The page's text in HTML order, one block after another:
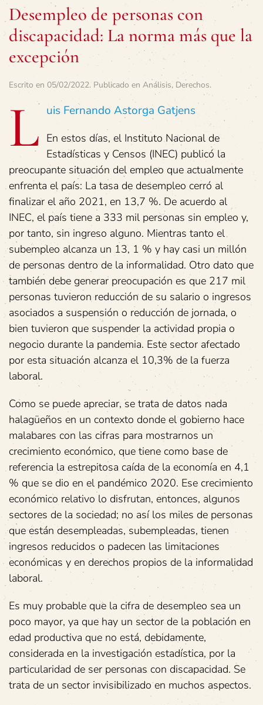
Desempleo de personas con
discapacidad: La norma más que la
excepción
Escrito en 05/02/2022. Publicado en Análisis, Derechos.
L uis Fernando Astorga Gatjens
En estos días, el Instituto Nacional de
Estadísticas y Censos (INEC) publicó la
preocupante situación del empleo que actualmente
enfrenta el país: La tasa de desempleo cerró al
finalizar el año 2021, en 13,7 %. De acuerdo al
INEC, el país tiene a 333 mil personas sin empleo y,
por tanto, sin ingreso alguno. Mientras tanto el
subempleo alcanza un 13, 1 % y hay casi un millón
de personas dentro de la informalidad. Otro dato que
también debe generar preocupación es que 217 mil
personas tuvieron reducción de su salario o ingresos
asociados a suspensión o reducción de jornada, o
bien tuvieron que suspender la actividad propia o
negocio durante la pandemia. Este sector afectado
por esta situación alcanza el 10,3% de la fuerza
laboral.
Como se puede apreciar, se trata de datos nada
halagüeños en un contexto donde el gobierno hace
malabares con las cifras para mostrarnos un
crecimiento económico, que tiene como base de
referencia la estrepitosa caída de la economía en 4,1
% que se dio en el pandémico 2020. Ese crecimiento
económico relativo lo disfrutan, entonces, algunos
sectores de la sociedad; no así los miles de personas
que están desempleadas, subempleadas, tienen
ingresos reducidos o padecen las limitaciones
económicas y en derechos propios de la informalidad
laboral.
Es muy probable que la cifra de desempleo sea un
poco mayor, ya que hay un sector de la población en
edad productiva que no está, debidamente,
considerada en la investigación estadística, por la
particularidad de ser personas con discapacidad. Se
trata de un sector invisibilizado en muchos aspectos.